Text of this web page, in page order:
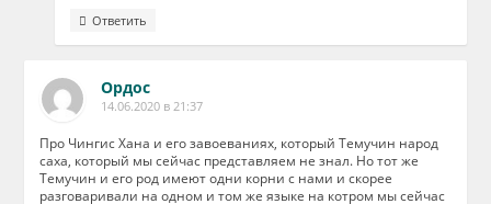
Ответить
Ордос
14.06.2020 в 21:37
Про Чингис Хана и его завоеваниях, который Темучин народ
саха, который мы сейчас представляем не знал. Но тот же
Темучин и его род имеют одни корни с нами и скорее
разговаривали на одном и том же языке на котром мы сейчас